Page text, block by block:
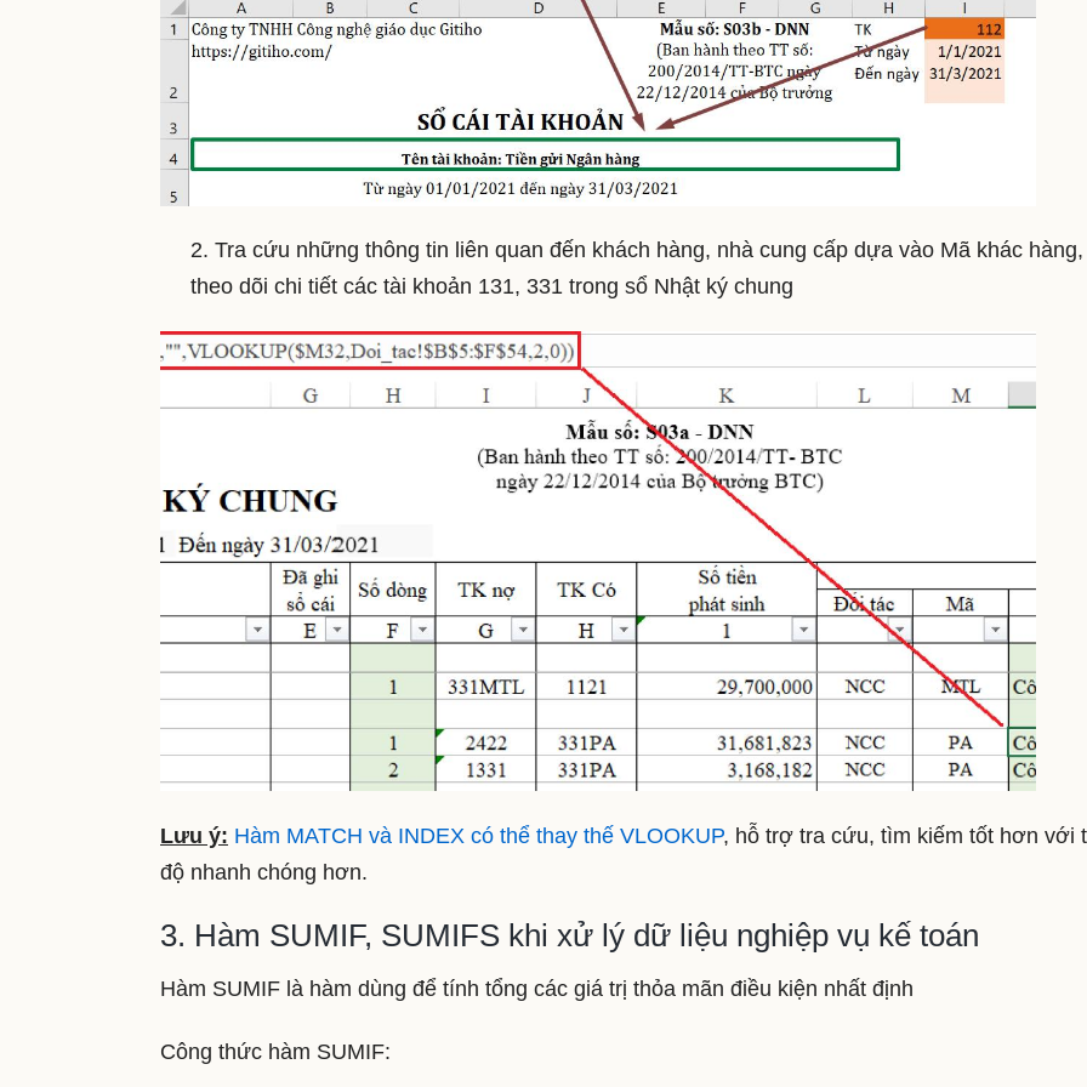
2. Tra cứu những thông tin liên quan đến khách hàng, nhà cung cấp dựa vào Mã khác
theo dõi chi tiết các tài khoản 131, 331 trong sổ Nhật ký chung
Lưu ý: Hàm MATCH và INDEX có thể thay thế VLOOKUP, hỗ trợ tra cứu, tìm kiếm tốt hơn với
độ nhanh chóng hơn.
3. Hàm SUMIF, SUMIFS khi xử lý dữ liệu nghiệp vụ kế toán
Hàm SUMIF là hàm dùng để tính tổng các giá trị thỏa mãn điều kiện nhất định
Công thức hàm SUMIF: